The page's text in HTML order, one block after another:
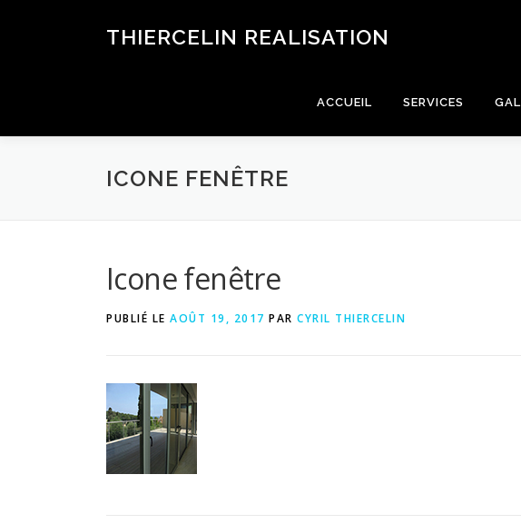
THIERCELIN REALISATION
ACCUEIL SERVICES
ICONE FENÊTRE
Icone fenêtre
PUBLIÉ LE AOÛT 19, 2017 PAR CYRIL THIERCELIN